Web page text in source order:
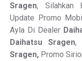
Sragen, Silahkan
Update Promo
Ayla Di Dealer
Daihatsu Sragen,
Sragen, Promo